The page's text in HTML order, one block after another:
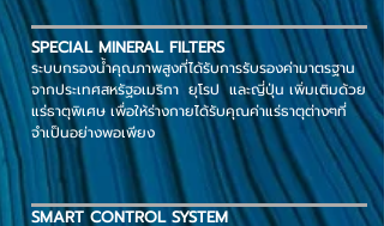
SPECIAL MINERAL FILTERS
ระบบกรองน้ำคุณภาพสูงที่ได้รับการรับรองค่ามาตรฐาน
จากประเทศสหรัฐอเมริกา ยุโรป และญี่ปุ่น เพิ่มเติมด้วย
แร่ธาตุพิเศษ เพื่อให้ร่างกายได้รับคุณค่าแร่ธาตุต่างๆที่
จำเป็นอย่างพอเพียง
SMART CONTROL SYSTEM